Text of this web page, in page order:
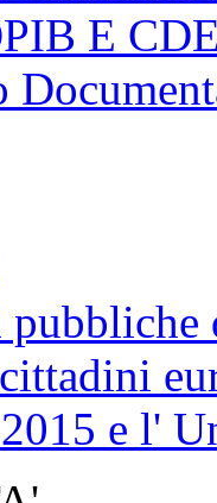
E
pubbliche
e l'